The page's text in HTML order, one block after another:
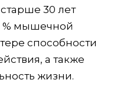
30 лет
% мышечной
способности
а также
жизни.